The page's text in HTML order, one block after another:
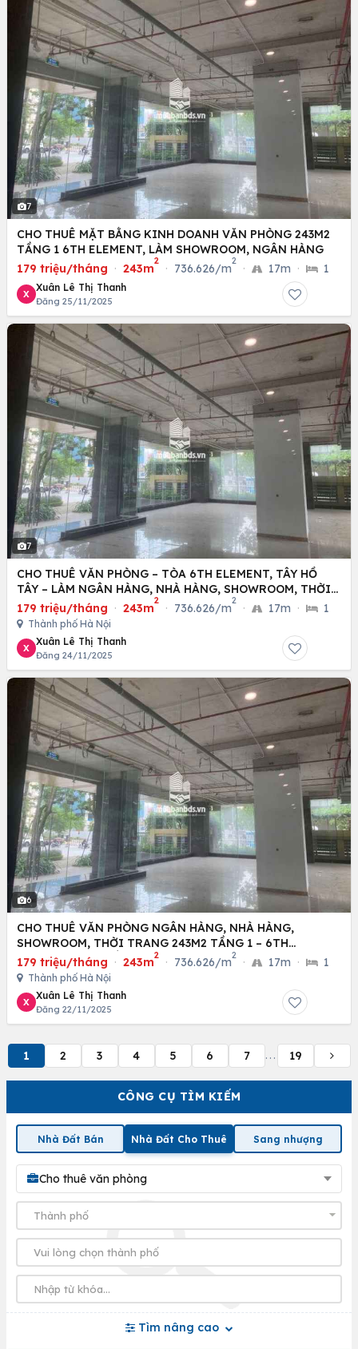
CÔNG CỤ TÌM KIẾM
Nhà Đất Bán Nhà Đất Cho Thuê Sang nhượng
Cho thuê văn phòng
Tìm nâng cao
7
CHO THUÊ MẶT BẰNG KINH DOANH VĂN PHÒNG 243M2
TẦNG 1 6TH ELEMENT, LÀM SHOWROOM, NGÂN HÀNG
179 triệu/tháng · 243m
2
· 736.626/m
2
· 17m · 1
X
Xuân Lê Thị Thanh
Đăng 25/11/2025
7
CHO THUÊ VĂN PHÒNG – TÒA 6TH ELEMENT, TÂY HỒ
TÂY – LÀM NGÂN HÀNG, NHÀ HÀNG, SHOWROOM, THỜI
TRANG
179 triệu/tháng · 243m
2
· 736.626/m
2
· 17m · 1
Thành phố Hà Nội
X
Xuân Lê Thị Thanh
Đăng 24/11/2025
6
CHO THUÊ VĂN PHÒNG NGÂN HÀNG, NHÀ HÀNG,
SHOWROOM, THỜI TRANG 243M2 TẦNG 1 – 6TH
ELEMENT (TÂY HỒ TÂY)
179 triệu/tháng · 243m
2
· 736.626/m
2
· 17m · 1
Thành phố Hà Nội
X
Xuân Lê Thị Thanh
Đăng 22/11/2025
1 2 3 4 5 6 7 ... 19